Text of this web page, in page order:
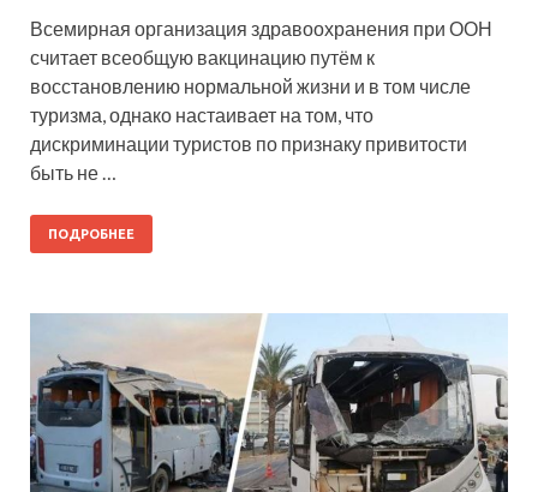
Всемирная организация здравоохранения при ООН
считает всеобщую вакцинацию путём к
восстановлению нормальной жизни и в том числе
туризма, однако настаивает на том, что
дискриминации туристов по признаку привитости
быть не …
ПОДРОБНЕЕ